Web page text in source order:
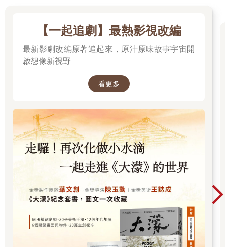
【一起追劇】最熱影視改編
最新影劇改編原著追起來，原汁原味故事宇宙開
啟想像新視野
看更多